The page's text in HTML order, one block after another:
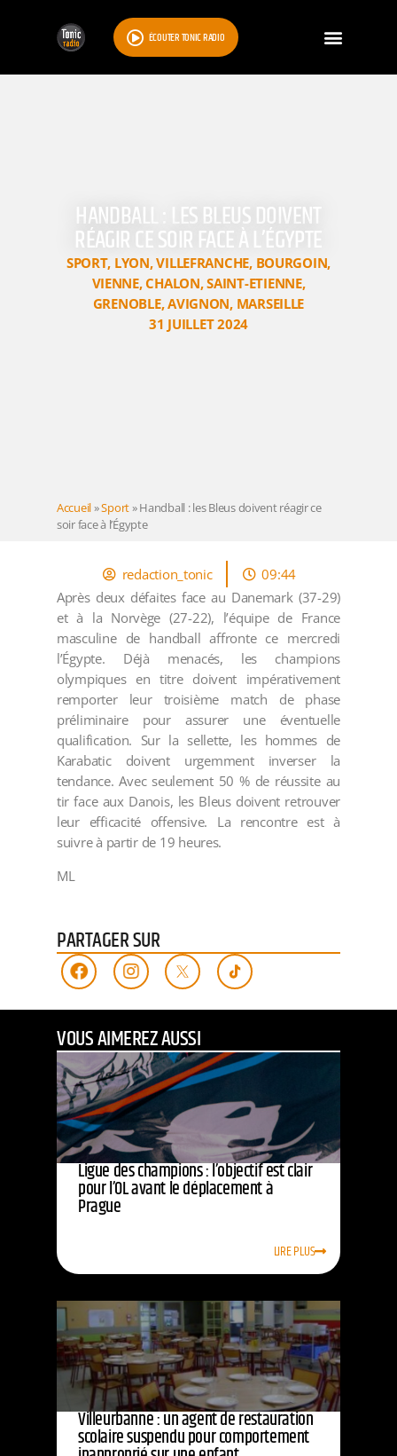
ÉCOUTER TONIC RADIO
HANDBALL : LES BLEUS DOIVENT
RÉAGIR CE SOIR FACE À L’ÉGYPTE
SPORT, LYON,VILLEFRANCHE, BOURGOIN,
VIENNE,CHALON,SAINT-ETIENNE,
GRENOBLE,AVIGNON, MARSEILLE
31 JUILLET 2024
Accueil»Sport»Handball : les Bleus doivent réagir ce
soir face à l’Égypte
redaction_tonic
09:44
Après deux défaites face au Danemark (37-29)
et à la Norvège (27-22), l’équipe de France
masculine de handball affronte ce mercredi
l’Égypte. Déjà menacés, les champions
olympiques en titre doivent impérativement
remporter leur troisième match de phase
préliminaire pour assurer une éventuelle
qualification. Sur la sellette, les hommes de
Karabatic doivent urgemment inverser la
tendance. Avec seulement 50 % de réussite au
tir face aux Danois, les Bleus doivent retrouver
leur efficacité offensive. La rencontre est à
suivre à partir de 19 heures.
ML
PARTAGER SUR
VOUS AIMEREZ AUSSI
Ligue des champions : l’objectif est clair
pour l’OL avant le déplacement à
Prague
LIRE PLUS
Villeurbanne : un agent de restauration
scolaire suspendu pour comportement